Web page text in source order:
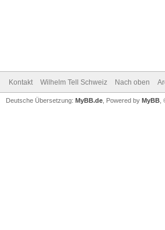
Kontakt Wilhelm Tell Schweiz Nach oben
Deutsche Übersetzung: MyBB.de , Powered by MyBB